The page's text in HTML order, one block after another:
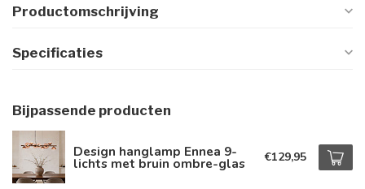
Productomschrijving
Specificaties
Bijpassende producten
Design hanglamp Ennea 9-
lichts met bruin ombre-glas €129,95